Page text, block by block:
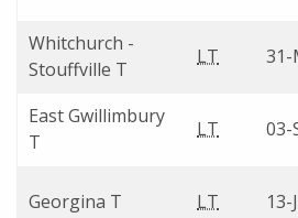
Whitchurch -
Stouffville T
LT 31-
East Gwillimbury
T
LT 03-
Georgina T LT 13-